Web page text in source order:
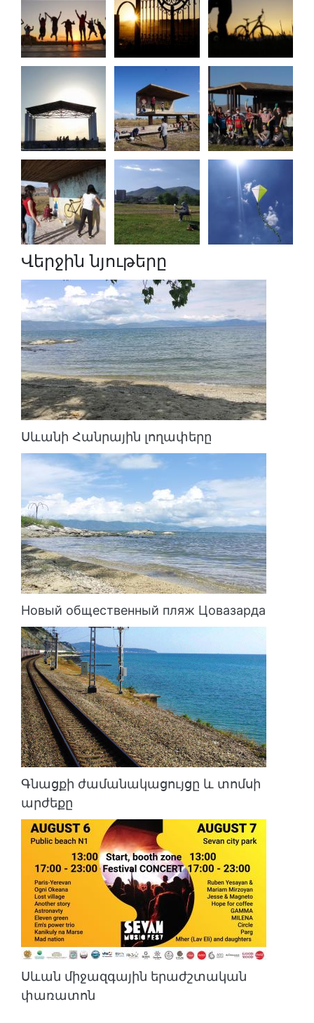
Վերջին նյութերը
Սևանի Հանրային լողափերը
Новый общественный пляж Цовазарда
Գնացքի ժամանակացույցը և տոմսի
արժեքը
Սևան միջազգային երաժշտական
փառատոն